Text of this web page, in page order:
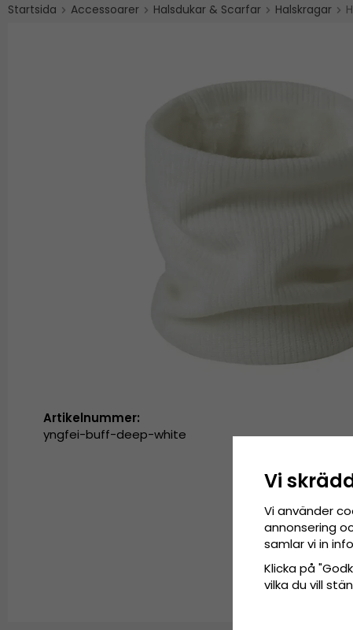
Startsida Accessoarer Halsdukar & Scarfar Halskragar
Artikelnummer:
yngfei-buff-deep-white
Vi
Vi använder
annonsering
samlar vi in
Klicka på
vilka du vill